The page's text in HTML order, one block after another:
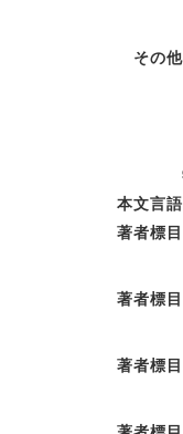
その
本文言
著者標
著者標
著者標